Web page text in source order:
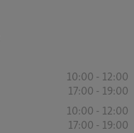
10:00 - 12:00
17:00 - 19:00
10:00 - 12:00
17:00 - 19:00